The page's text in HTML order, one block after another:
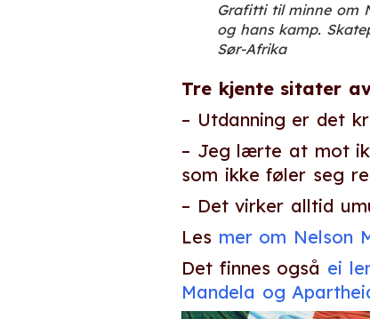
Grafitti til minne om
og hans kamp.
Sør-Afrika
Tre kjente sitater
– Utdanning er det
– Jeg lærte at mot
som ikke føler seg
– Det virker alltid
Les mer om Nelson
Det finnes også ei
Mandela og